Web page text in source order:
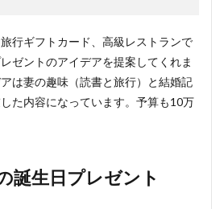
行ギフトカード、高級レストランで
ゼントのアイデアを提案してくれま
は妻の趣味（読書と旅行）と結婚記
た内容になっています。予算も10万
誕生日プレゼント